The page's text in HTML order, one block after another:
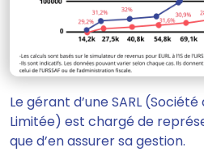
Le gérant d’une SARL
Limitée) est chargé de
que d’en assurer sa gestion.